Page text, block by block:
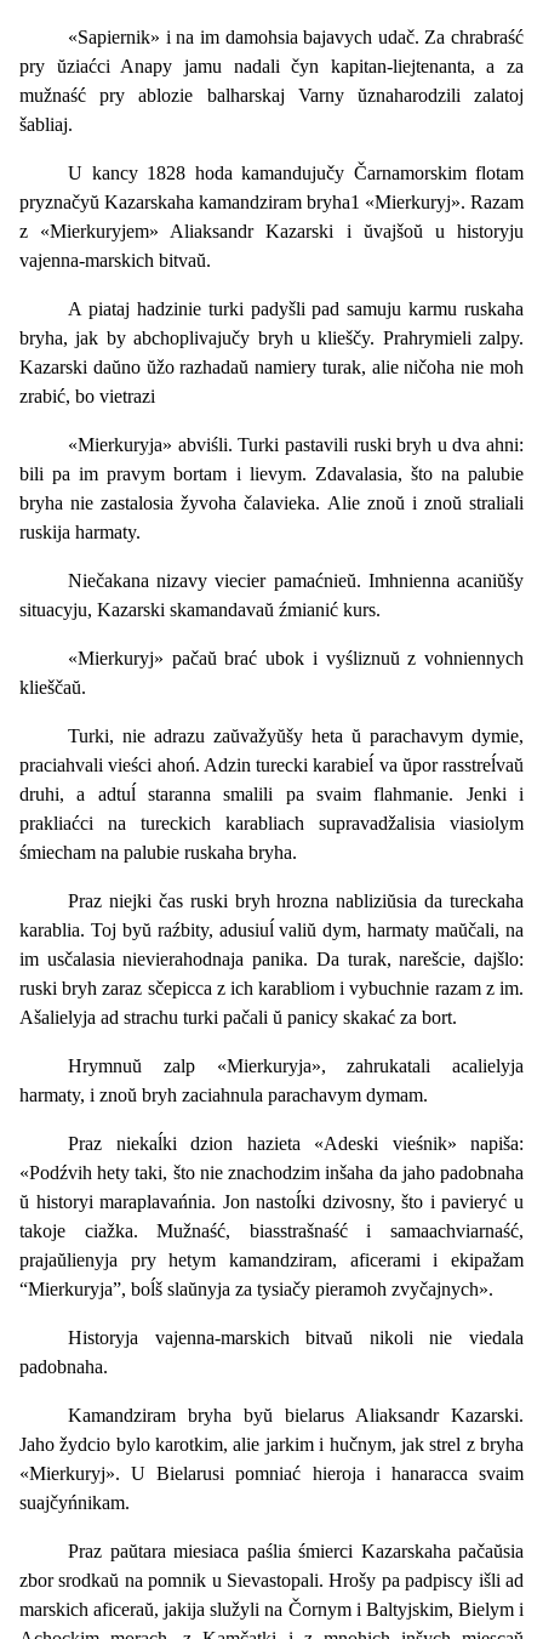
«Sapiernik» i na im damohsia bajavych udač. Za chrabraść
pry ŭziaćci Anapy jamu nadali čyn kapitan-liejtenanta, a za
mužnaść pry ablozie balharskaj Varny ŭznaharodzili zalatoj
šabliaj.
U kancy 1828 hoda kamandujučy Čarnamorskim flotam
pryznačyŭ Kazarskaha kamandziram bryha1 «Mierkuryj». Razam
z «Mierkuryjem» Aliaksandr Kazarski i ŭvajšoŭ u historyju
vajenna-marskich bitvaŭ.
A piataj hadzinie turki padyšli pad samuju karmu ruskaha
bryha, jak by abchoplivajučy bryh u klieščy. Prahrymieli zalpy.
Kazarski daŭno ŭžo razhadaŭ namiery turak, alie ničoha nie moh
zrabić, bo vietrazi
«Mierkuryja» abviśli. Turki pastavili ruski bryh u dva ahni:
bili pa im pravym bortam i lievym. Zdavalasia, što na palubie
bryha nie zastalosia žyvoha čalavieka. Alie znoŭ i znoŭ straliali
ruskija harmaty.
Niečakana nizavy viecier pamaćnieŭ. Imhnienna acaniŭšy
situacyju, Kazarski skamandavaŭ źmianić kurs.
«Mierkuryj» pačaŭ brać ubok i vyśliznuŭ z vohniennych
klieščaŭ.
Turki, nie adrazu zaŭvažyŭšy heta ŭ parachavym dymie,
praciahvali vieści ahoń. Adzin turecki karabieĺ va ŭpor rasstreĺvaŭ
druhi, a adtuĺ staranna smalili pa svaim flahmanie. Jenki i
prakliaćci na tureckich karabliach supravadžalisia viasiolym
śmiecham na palubie ruskaha bryha.
Praz niejki čas ruski bryh hrozna nabliziŭsia da tureckaha
karablia. Toj byŭ raźbity, adusiuĺ valiŭ dym, harmaty maŭčali, na
im usčalasia nievierahodnaja panika. Da turak, narešcie, dajšlo:
ruski bryh zaraz sčepicca z ich karabliom i vybuchnie razam z im.
Ašalielyja ad strachu turki pačali ŭ panicy skakać za bort.
Hrymnuŭ zalp «Mierkuryja», zahrukatali acalielyja
harmaty, i znoŭ bryh zaciahnula parachavym dymam.
Praz niekaĺki dzion hazieta «Adeski vieśnik» napiša:
«Podźvih hety taki, što nie znachodzim inšaha da jaho padobnaha
ŭ historyi maraplavańnia. Jon nastoĺki dzivosny, što i pavieryć u
takoje ciažka. Mužnaść, biasstrašnaść i samaachviarnaść,
prajaŭlienyja pry hetym kamandziram, aficerami i ekipažam
“Mierkuryja”, boĺš slaŭnyja za tysiačy pieramoh zvyčajnych».
Historyja vajenna-marskich bitvaŭ nikoli nie viedala
padobnaha.
Kamandziram bryha byŭ bielarus Aliaksandr Kazarski.
Jaho žydcio bylo karotkim, alie jarkim i hučnym, jak strel z bryha
«Mierkuryj». U Bielarusi pomniać hieroja i hanaracca svaim
suajčyńnikam.
Praz paŭtara miesiaca paślia śmierci Kazarskaha pačaŭsia
zbor srodkaŭ na pomnik u Sievastopali. Hrošy pa padpiscy išli ad
marskich aficeraŭ, jakija služyli na Čornym i Baltyjskim, Bielym i